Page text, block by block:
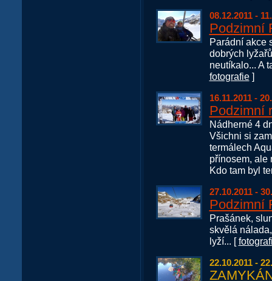
08.12.2011 -
Podzimní
Parádní akce
dobrých
neutíkalo... A
fotografie]
16.11.2011 -
Podzimní
Nádherné 4
Všichni si
termálech
přínosem, ale
Kdo tam byl
27.10.2011 -
Podzimní
Prašánek,
skvělá
lyží... [
22.10.2011 -